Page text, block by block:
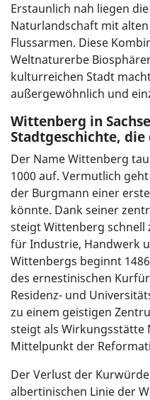
Erstaunlich nah liegen
Naturlandschaft mit
Flussarmen. Diese
Weltnaturerbe
kulturreichen Stadt
außergewöhnlich und
Wittenberg in
Stadtgeschichte,
Der Name Wittenberg
1000 auf. Vermutlich
der Burgmann einer
könnte. Dank seiner
steigt Wittenberg
für Industrie, Handwerk
Wittenbergs beginnt
des ernestinischen
Residenz- und
zu einem geistigen
steigt als Wirkungsstätte
Mittelpunkt der
Der Verlust der
albertinischen Linie der